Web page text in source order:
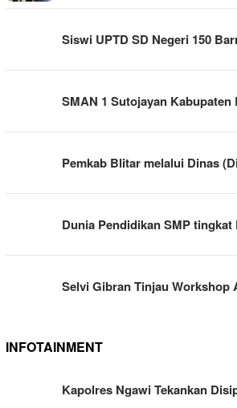
Siswi UPTD SD Negeri 150
SMAN 1 Sutojayan
Pemkab Blitar melalui Dinas
Dunia Pendidikan SMP
Selvi Gibran Tinjau Workshop
INFOTAINMENT
Kapolres Ngawi Tekankan